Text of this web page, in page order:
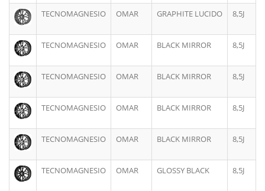
TECNOMAGNESIO OMAR GRAPHITE LUCIDO 8,5J
TECNOMAGNESIO OMAR BLACK MIRROR 8,5J
TECNOMAGNESIO OMAR BLACK MIRROR 8,5J
TECNOMAGNESIO OMAR BLACK MIRROR 8,5J
TECNOMAGNESIO OMAR BLACK MIRROR 8,5J
TECNOMAGNESIO OMAR GLOSSY BLACK 8,5J